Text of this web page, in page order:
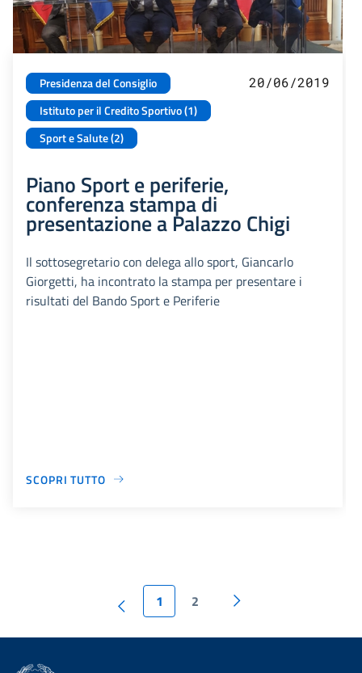
Presidenza del Consiglio
Istituto per il Credito Sportivo (1)
Sport e Salute (2)
20/06/2019
Piano Sport e periferie,
conferenza stampa di
presentazione a Palazzo Chigi
Il sottosegretario con delega allo sport, Giancarlo
Giorgetti, ha incontrato la stampa per presentare i
risultati del Bando Sport e Periferie
SCOPRI TUTTO
1 2